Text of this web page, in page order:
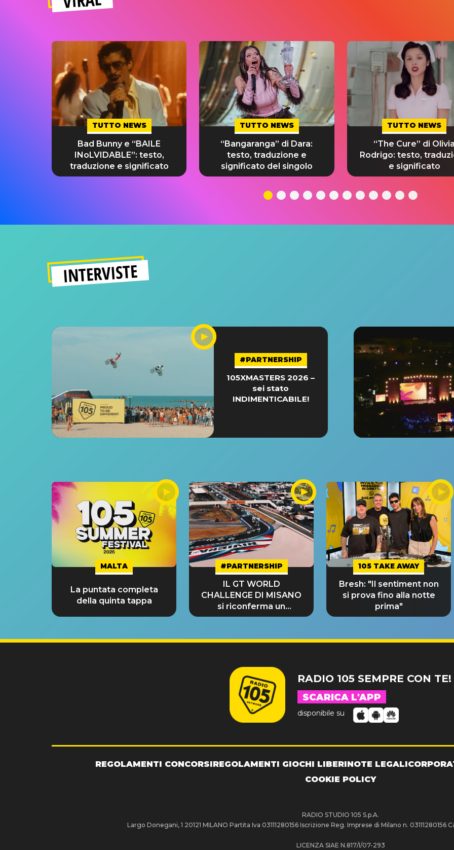
TUTTO NEWS
Bad Bunny e “BAILE
INoLVIDABLE”: testo,
traduzione e significato
TUTTO NEWS
“Bangaranga” di Dara:
testo, traduzione e
significato del singolo
TUTTO NEWS
“The Cure” di Olivia
Rodrigo: testo,
e significato
INTERVISTE
#PARTNERSHIP
105XMASTERS 2026 –
sei stato
INDIMENTICABILE!
MALTA
La puntata completa
della quinta tappa
#PARTNERSHIP
IL GT WORLD
CHALLENGE DI MISANO
si riconferma un
GRANDE SUCCESSO!
105 TAKE AWAY
Bresh: "Il sentiment non
si prova fino alla notte
prima"
RADIO 105 SEMPRE CON TE!
SCARICA L'APP
disponibile su
REGOLAMENTI CONCORSIREGOLAMENTI GIOCHI LIBERINOTE LEGALI
COOKIE POLICY
RADIO STUDIO 105 S.p.A.
Largo Donegani, 1 20121 MILANO Partita Iva 03111280156 Iscrizione Reg. Imprese di Milano n.
LICENZA SIAE N.817/I/07-293